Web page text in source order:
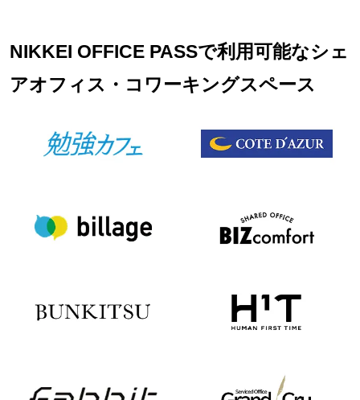
NIKKEI OFFICE PASSで利用可能なシェ
アオフィス・コワーキングスペース